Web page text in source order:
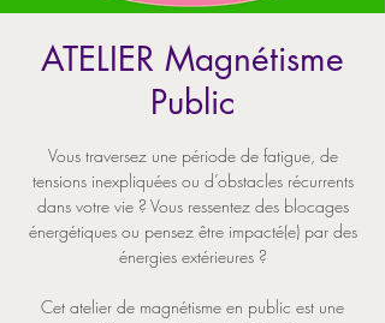
ATELIER Magnétisme
Public
Vous traversez une période de fatigue, de
tensions inexpliquées ou d’obstacles récurrents
dans votre vie ? Vous ressentez des blocages
énergétiques ou pensez être impacté(e) par des
énergies extérieures ?
Cet atelier de magnétisme en public est une